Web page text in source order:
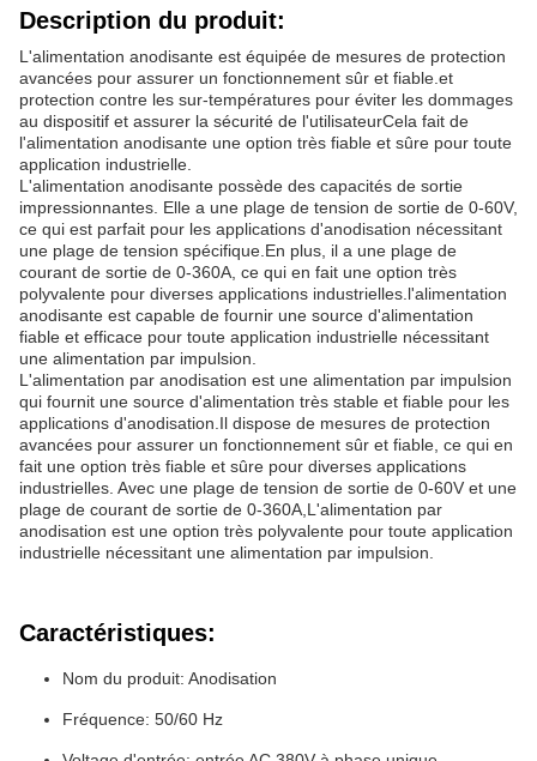
Description du produit:
L'alimentation anodisante est équipée de mesures de protection
avancées pour assurer un fonctionnement sûr et fiable.et
protection contre les sur-températures pour éviter les dommages
au dispositif et assurer la sécurité de l'utilisateurCela fait de
l'alimentation anodisante une option très fiable et sûre pour toute
application industrielle.
L'alimentation anodisante possède des capacités de sortie
impressionnantes. Elle a une plage de tension de sortie de 0-60V,
ce qui est parfait pour les applications d'anodisation nécessitant
une plage de tension spécifique.En plus, il a une plage de
courant de sortie de 0-360A, ce qui en fait une option très
polyvalente pour diverses applications industrielles.l'alimentation
anodisante est capable de fournir une source d'alimentation
fiable et efficace pour toute application industrielle nécessitant
une alimentation par impulsion.
L'alimentation par anodisation est une alimentation par impulsion
qui fournit une source d'alimentation très stable et fiable pour les
applications d'anodisation.Il dispose de mesures de protection
avancées pour assurer un fonctionnement sûr et fiable, ce qui en
fait une option très fiable et sûre pour diverses applications
industrielles. Avec une plage de tension de sortie de 0-60V et une
plage de courant de sortie de 0-360A,L'alimentation par
anodisation est une option très polyvalente pour toute application
industrielle nécessitant une alimentation par impulsion.
Caractéristiques:
Nom du produit: Anodisation
Fréquence: 50/60 Hz